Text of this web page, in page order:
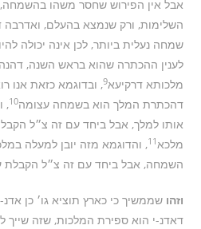
אבל אין הפירוש שחסר משהו
השלימות, ורק שנמצא בהעלם,
שמחה נעלית ביותר, לכן אינה יכולה
לענין ההכתרה שהוא בראש השנה,
מלכותא דרקיעא9, ובדוגמא כזאת אנו
דהכתרת המלך הוא בשמחה עצומה10
,
אותו למלך, אבל ביחד עם זה צ״ל
מלכא11, והדוגמא מזה יובן למעלה
השמחה, אבל ביחד עם זה צ״ל הקבלת
וזהושממשיך כי כארץ תוציא גו׳ כן
דאדנ-י הוא ספירת המלכות, שזה